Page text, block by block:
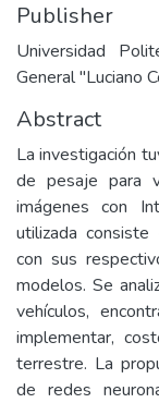
Publisher
Universidad
General "Luciano
Abstract
La investigación
de pesaje para
imágenes con
utilizada
con sus
modelos. Se
vehículos,
implementar,
terrestre. La
de redes